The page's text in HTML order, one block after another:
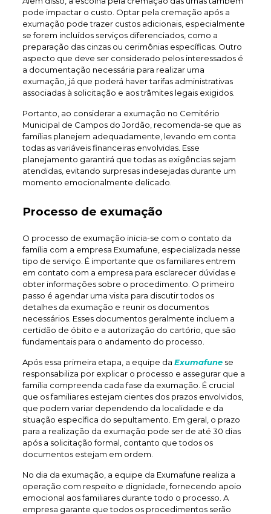
pode impactar o custo. Optar pela cremação após a
exumação pode trazer custos adicionais, especialmente
se forem incluídos serviços diferenciados, como a
preparação das cinzas ou cerimônias específicas. Outro
aspecto que deve ser considerado pelos interessados é
a documentação necessária para realizar uma
exumação, já que poderá haver tarifas administrativas
associadas à solicitação e aos trâmites legais exigidos.
Portanto, ao considerar a exumação no Cemitério
Municipal de Campos do Jordão, recomenda-se que as
famílias planejem adequadamente, levando em conta
todas as variáveis financeiras envolvidas. Esse
planejamento garantirá que todas as exigências sejam
atendidas, evitando surpresas indesejadas durante um
momento emocionalmente delicado.
Processo de exumação
O processo de exumação inicia-se com o contato da
família com a empresa Exumafune, especializada nesse
tipo de serviço. É importante que os familiares entrem
em contato com a empresa para esclarecer dúvidas e
obter informações sobre o procedimento. O primeiro
passo é agendar uma visita para discutir todos os
detalhes da exumação e reunir os documentos
necessários. Esses documentos geralmente incluem a
certidão de óbito e a autorização do cartório, que são
fundamentais para o andamento do processo.
Após essa primeira etapa, a equipe da Exumafunese
responsabiliza por explicar o processo e assegurar que a
família compreenda cada fase da exumação. É crucial
que os familiares estejam cientes dos prazos envolvidos,
que podem variar dependendo da localidade e da
situação específica do sepultamento. Em geral, o prazo
para a realização da exumação pode ser de até 30 dias
após a solicitação formal, contanto que todos os
documentos estejam em ordem.
No dia da exumação, a equipe da Exumafune realiza a
operação com respeito e dignidade, fornecendo apoio
emocional aos familiares durante todo o processo. A
empresa garante que todos os procedimentos serão